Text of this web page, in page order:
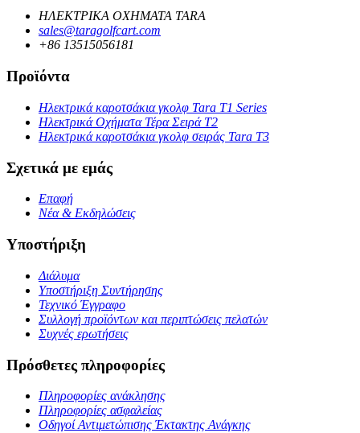
ΗΛΕΚΤΡΙΚΑ ΟΧΗΜΑΤΑ TARA
sales@taragolfcart.com
+86 13515056181
Προϊόντα
Ηλεκτρικά καροτσάκια γκολφ Tara T1 Series
Ηλεκτρικά Οχήματα Τέρα Σειρά T2
Ηλεκτρικά καροτσάκια γκολφ σειράς Tara T3
Σχετικά με εμάς
Επαφή
Νέα & Εκδηλώσεις
Υποστήριξη
Διάλυμα
Υποστήριξη Συντήρησης
Τεχνικό Έγγραφο
Συλλογή προϊόντων και περιπτώσεις πελατών
Συχνές ερωτήσεις
Πρόσθετες πληροφορίες
Πληροφορίες ανάκλησης
Πληροφορίες ασφαλείας
Οδηγοί Αντιμετώπισης Έκτακτης Ανάγκης